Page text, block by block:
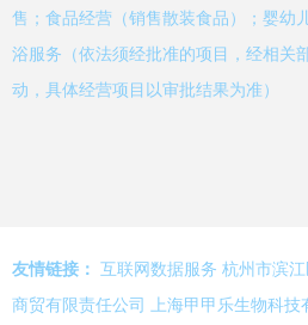
售；食品经营（销售散装食品）；婴幼
浴服务（依法须经批准的项目，经相关
动，具体经营项目以审批结果为准）
友情链接： 互联网数据服务 杭州市滨
商贸有限责任公司
上海甲甲乐生物科技